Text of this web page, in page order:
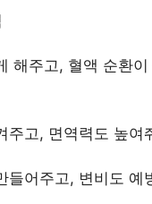
해주고, 혈액 순환
주고, 면역력도 높여
들어주고, 변비도 예